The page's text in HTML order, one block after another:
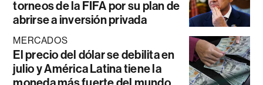
torneos de la FIFA por su plan de
abrirse a inversión privada
MERCADOS
El precio del dólar se debilita en
julio y América Latina tiene la